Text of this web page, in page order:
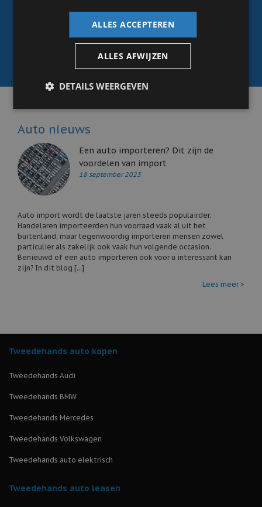
Meer informatie
Auto nieuws
Een auto importeren? Dit zijn de
voordelen van import
18 september 2023
Auto import wordt de laatste jaren steeds populairder.
Handelaren importeerden hun voorraad vaak al uit het
buitenland, maar tegenwoordig importeren mensen zowel
particulier als zakelijk ook vaak hun volgende occasion.
Benieuwd of een auto importeren ook voor u interessant kan
zijn? In dit blog [...]
Lees meer >
Tweedehands auto kopen
Tweedehands Audi
Tweedehands BMW
Tweedehands Mercedes
Tweedehands Volkswagen
Tweedehands auto elektrisch
Tweedehands auto leasen
ALLES ACCEPTEREN
ALLES AFWIJZEN
DETAILS WEERGEVEN